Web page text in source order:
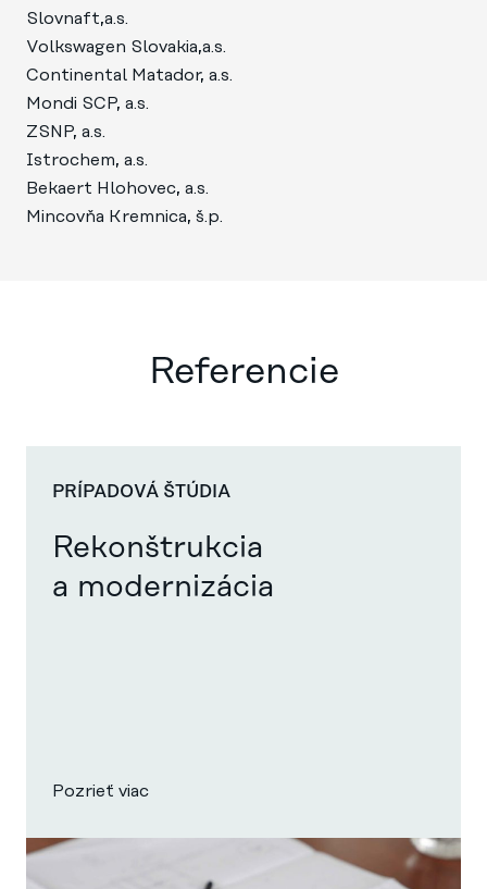
Slovnaft,a.s.
Volkswagen Slovakia,a.s.
Continental Matador, a.s.
Mondi SCP, a.s.
ZSNP, a.s.
Istrochem, a.s.
Bekaert Hlohovec, a.s.
Mincovňa Kremnica, š.p.
Referencie
PRÍPADOVÁ ŠTÚDIA
Rekonštrukcia
a modernizácia
Pozrieť viac